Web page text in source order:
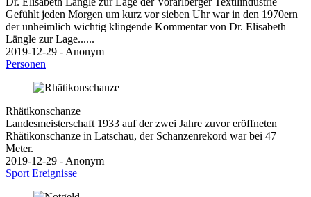
Gefühlt jeden Morgen um kurz vor sieben Uhr war in den 1970ern
der unheimlich wichtig klingende Kommentar von Dr. Elisabeth
Längle zur Lage......
2019-12-29 - Anonym
Personen
Rhätikonschanze
Landesmeisterschaft 1933 auf der zwei Jahre zuvor eröffneten
Rhätikonschanze in Latschau, der Schanzenrekord war bei 47
Meter.
2019-12-29 - Anonym
Sport Ereignisse